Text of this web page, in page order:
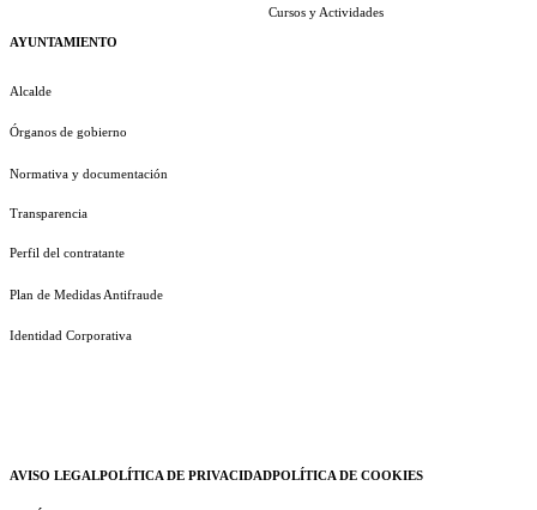
AYUNTAMIENTO
Alcalde
Órganos de gobierno
Normativa y documentación
Transparencia
Perfil del contratante
Plan de Medidas Antifraude
Identidad Corporativa
Cursos y Actividades
AVISO LEGALPOLÍTICA DE PRIVACIDADPOLÍTICA DE COOKIES